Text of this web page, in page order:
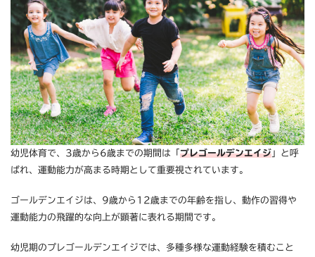
幼児体育で、3歳から6歳までの期間は「 プレゴールデンエイジ 」と呼
ばれ、運動能力が高まる時期として重要視されています。
ゴールデンエイジは、9歳から12歳までの年齢を指し、動作の習得や
運動能力の飛躍的な向上が顕著に表れる期間です。
幼児期のプレゴールデンエイジでは、多種多様な運動経験を積むこと